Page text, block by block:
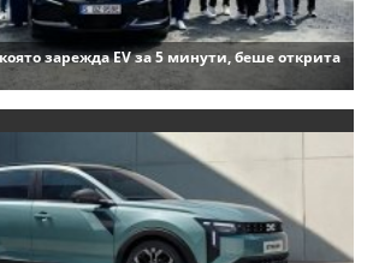
зарежда EV за 5 минути, беше открита